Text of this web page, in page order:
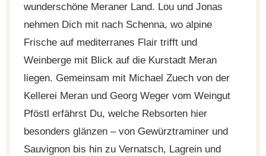
wunderschöne Meraner Land. Lou und Jonas
nehmen Dich mit nach Schenna, wo alpine
Frische auf mediterranes Flair trifft und
Weinberge mit Blick auf die Kurstadt Meran
liegen. Gemeinsam mit Michael Zuech von der
Kellerei Meran und Georg Weger vom Weingut
Pföstl erfährst Du, welche Rebsorten hier
besonders glänzen – von Gewürztraminer und
Sauvignon bis hin zu Vernatsch, Lagrein und